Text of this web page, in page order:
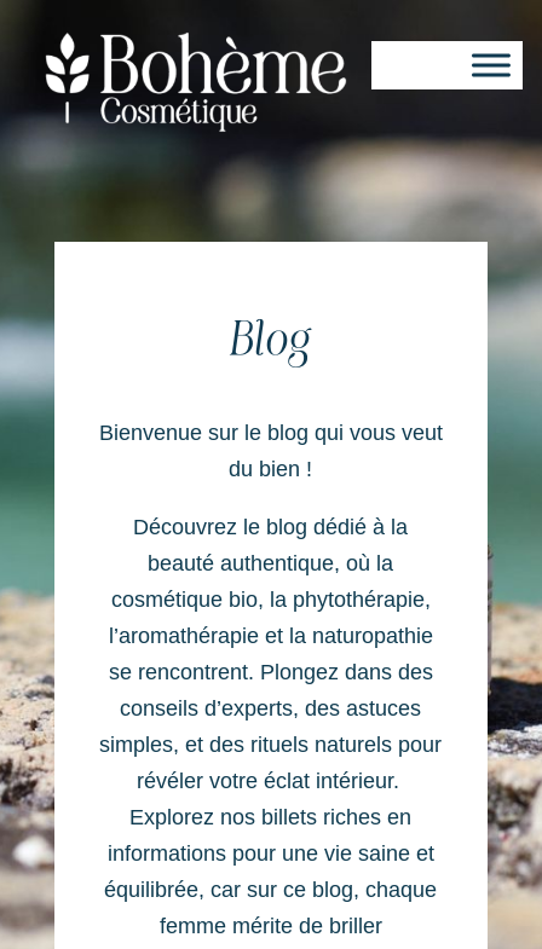
Blog
Bienvenue sur le blog qui vous veut
du bien !
Découvrez le blog dédié à la
beauté authentique, où la
cosmétique bio, la phytothérapie,
l’aromathérapie et la naturopathie
se rencontrent. Plongez dans des
conseils d’experts, des astuces
simples, et des rituels naturels pour
révéler votre éclat intérieur.
Explorez nos billets riches en
informations pour une vie saine et
équilibrée, car sur ce blog, chaque
femme mérite de briller